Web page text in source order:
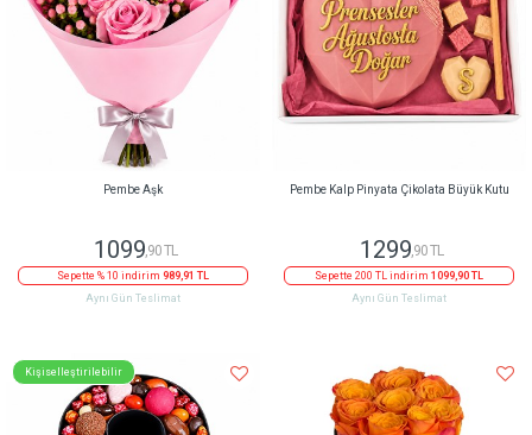
Pembe Aşk
1099,90 TL
Sepette % 10 indirim 989,91 TL
Aynı Gün Teslimat
Pembe Kalp Pinyata Çikolata Büyük Kutu
1299,90 TL
Sepette 200 TL indirim 1099,90 TL
Aynı Gün Teslimat
Kişiselleştirilebilir